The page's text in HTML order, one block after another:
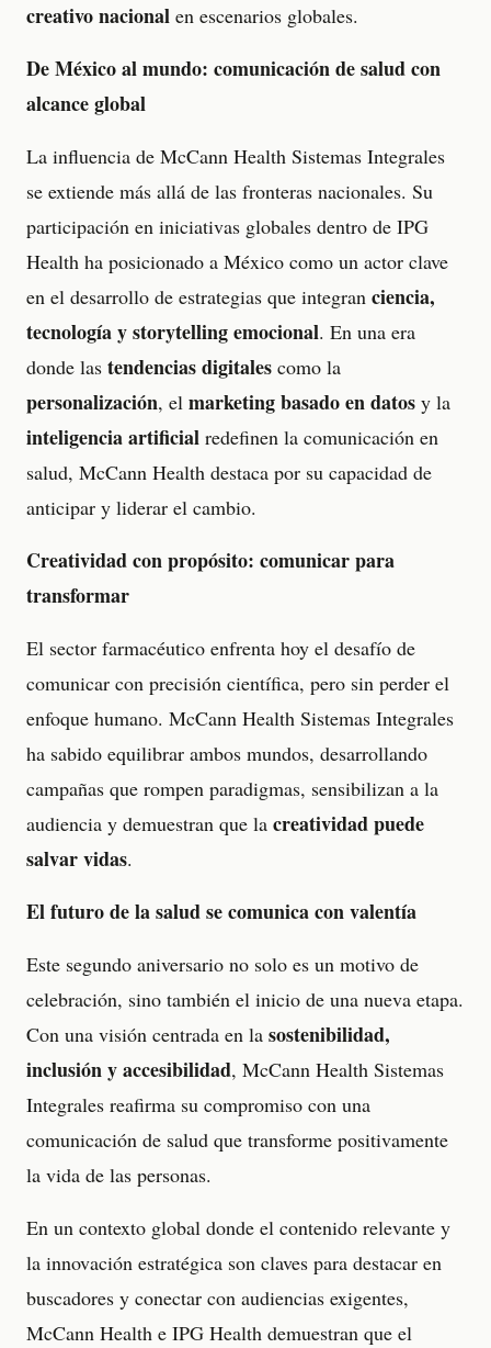
creativo nacional en escenarios globales.
De México al mundo: comunicación de salud con
alcance global
La influencia de McCann Health Sistemas Integrales
se extiende más allá de las fronteras nacionales. Su
participación en iniciativas globales dentro de IPG
Health ha posicionado a México como un actor clave
en el desarrollo de estrategias que integran ciencia,
tecnología y storytelling emocional. En una era
donde las tendencias digitales como la
personalización, el marketing basado en datos y la
inteligencia artificial redefinen la comunicación en
salud, McCann Health destaca por su capacidad de
anticipar y liderar el cambio.
Creatividad con propósito: comunicar para
transformar
El sector farmacéutico enfrenta hoy el desafío de
comunicar con precisión científica, pero sin perder el
enfoque humano. McCann Health Sistemas Integrales
ha sabido equilibrar ambos mundos, desarrollando
campañas que rompen paradigmas, sensibilizan a la
audiencia y demuestran que la creatividad puede
salvar vidas.
El futuro de la salud se comunica con valentía
Este segundo aniversario no solo es un motivo de
celebración, sino también el inicio de una nueva etapa.
Con una visión centrada en la sostenibilidad,
inclusión y accesibilidad, McCann Health Sistemas
Integrales reafirma su compromiso con una
comunicación de salud que transforme positivamente
la vida de las personas.
En un contexto global donde el contenido relevante y
la innovación estratégica son claves para destacar en
buscadores y conectar con audiencias exigentes,
McCann Health e IPG Health demuestran que el